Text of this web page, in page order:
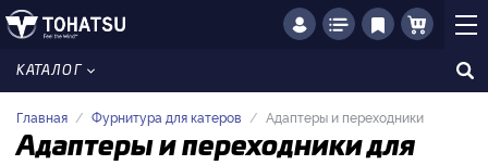
КАТАЛОГ
Главная Фурнитура для катеров Адаптеры и переходники
Адаптеры и переходники для